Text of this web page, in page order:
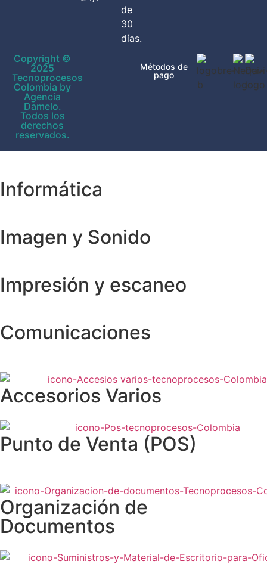
de
30
días.
Copyright ©
2025
Tecnoprocesos
Colombia by
Agencia
Damelo.
Todos los
derechos
reservados.
Métodos de
pago
Informática
Imagen y Sonido
Impresión y escaneo
Comunicaciones
Accesorios Varios
Punto de Venta (POS)
Organización de
Documentos